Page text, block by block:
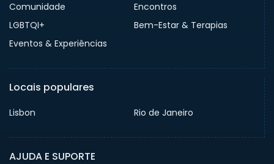
Comunidade
Encontros
LGBTQI+
Bem-Estar & Terapias
Eventos & Experiências
Locais populares
Lisbon Rio de Janeiro
AJUDA E SUPORTE